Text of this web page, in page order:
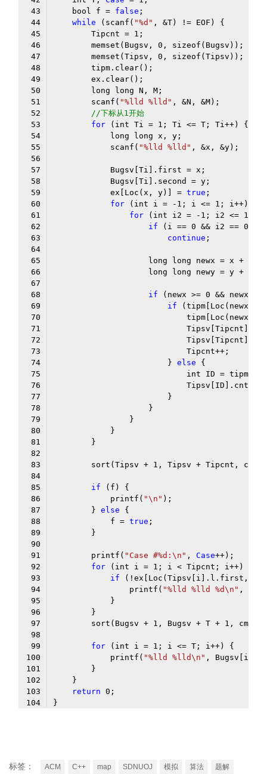
    bool f =
false
while (scanf( "%d"
        Tipcnt =
1
        memset(Bugsv,
0
        memset(Tipsv,
0
        scanf(
"%lld %lld"
//下标从1开始
for (int Ti = 1
            scanf(
"%lld %lld"
            ex[Loc(x, y)] =
true
for (int i = -1 ; i <= 1
for (int i2 = -1 ; i2 <= 1
if (i == 0 && i2 == 0
continue
if (newx >= 0 && newx <
if (tipm[Loc(newx,
                        }
else
        sort(Tipsv +
1
if
            printf(
"\n"
        }
else
            f =
true
        printf(
"Case #%d:\n" , Case
for (int i = 1
if
                printf(
"%lld %lld %d\n"
        sort(Bugsv +
1 , Bugsv + T + 1
for (int i = 1
            printf(
"%lld %lld\n"
return 0
标签： ACM C++ map SDNUOJ 模拟 算法 题解